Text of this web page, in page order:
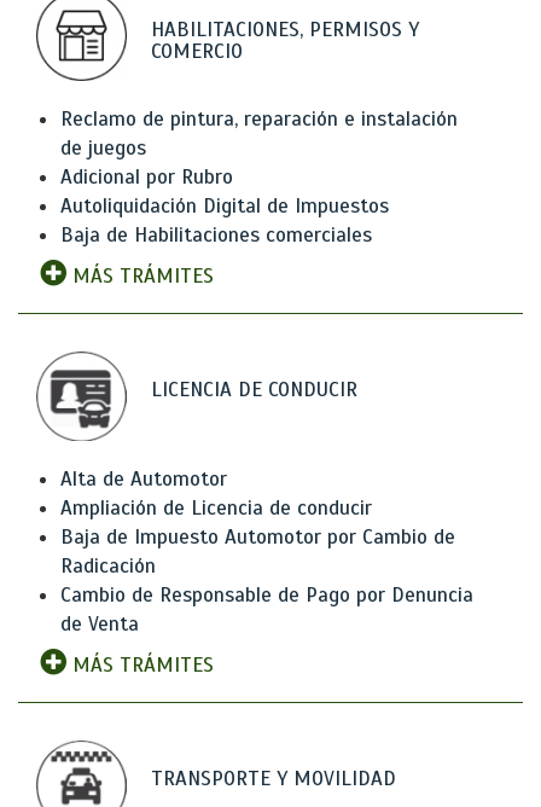
HABILITACIONES, PERMISOS Y
COMERCIO
Reclamo de pintura, reparación e instalación
de juegos
Adicional por Rubro
Autoliquidación Digital de Impuestos
Baja de Habilitaciones comerciales
MÁS TRÁMITES
LICENCIA DE CONDUCIR
Alta de Automotor
Ampliación de Licencia de conducir
Baja de Impuesto Automotor por Cambio de
Radicación
Cambio de Responsable de Pago por Denuncia
de Venta
MÁS TRÁMITES
TRANSPORTE Y MOVILIDAD